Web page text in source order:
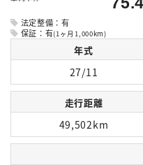
法定整備：有
保証：有(1ヶ月1,000km)
年式
27/11
走行距離
49,502km